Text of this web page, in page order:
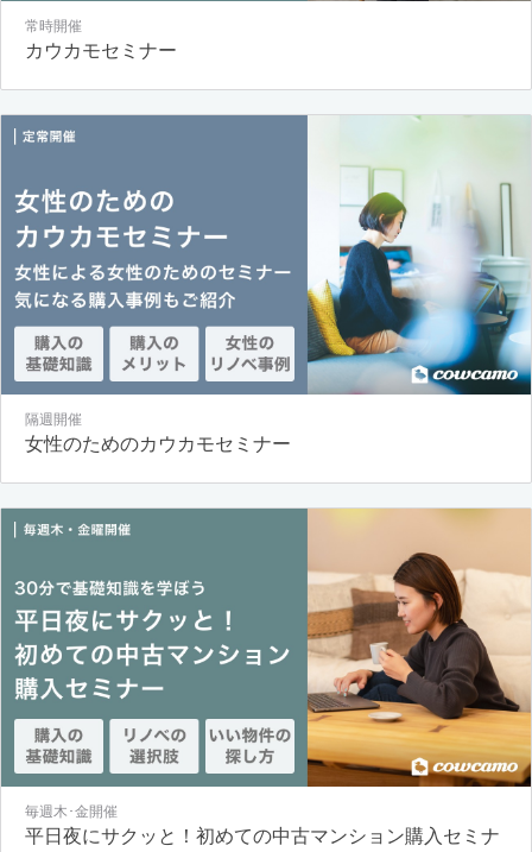
常時開催
カウカモセミナー
隔週開催
女性のためのカウカモセミナー
毎週木･金開催
平日夜にサクッと！初めての中古マンション購入セミナ